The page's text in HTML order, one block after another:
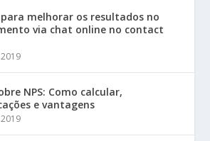
para melhorar os resultados no
via chat online no contact
NPS: Como calcular,
e vantagens